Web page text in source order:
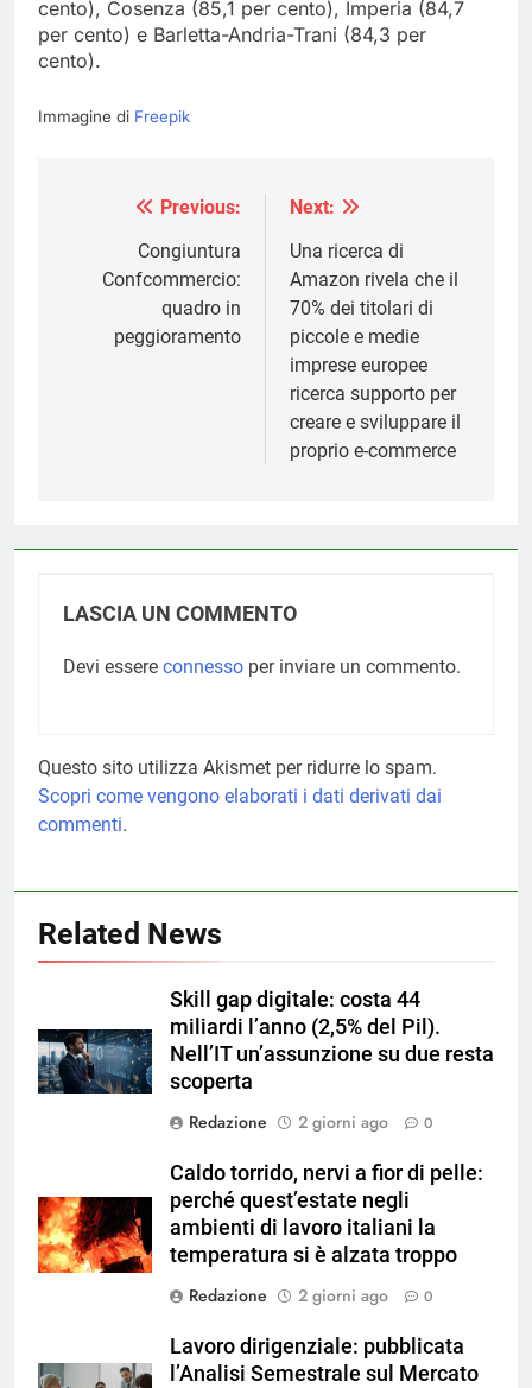
cento), Cosenza (85,1 per cento), Imperia (84,7
per cento) e Barletta-Andria-Trani (84,3 per
cento).
Immagine di Freepik
Navigazione
articoli
Previous:
Congiuntura
Confcommercio:
quadro in
peggioramento
Next:
Una ricerca di
Amazon rivela che il
70% dei titolari di
piccole e medie
imprese europee
ricerca supporto per
creare e sviluppare il
proprio e-commerce
LASCIA UN COMMENTO
Devi essere connesso per inviare un commento.
Questo sito utilizza Akismet per ridurre lo spam.
Scopri come vengono elaborati i dati derivati dai
commenti.
Related News
Skill gap digitale: costa 44
miliardi l’anno (2,5% del Pil).
Nell’IT un’assunzione su due resta
scoperta
Redazione
2 giorni ago 0
Caldo torrido, nervi a fior di pelle:
perché quest’estate negli
ambienti di lavoro italiani la
temperatura si è alzata troppo
Redazione
2 giorni ago 0
Lavoro dirigenziale: pubblicata
l’Analisi Semestrale sul Mercato